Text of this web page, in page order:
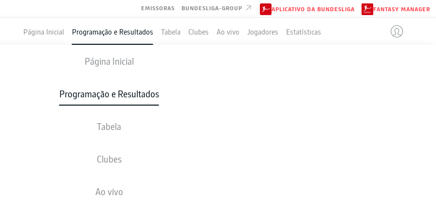
EMISSORAS BUNDESLIGA-GROUP APLICATIVO DA BUNDESLIGA FANTASY MANAGER
Página Inicial Programação e Resultados Tabela Clubes Ao vivo Jogadores Estatísticas
Página Inicial
Programação e Resultados
Tabela
Clubes
Ao vivo
HAMBURG EINTRACHT FRANKFURT
ESCALAÇÕES
sex., 05.03.2027 - dom., 07.03.2027